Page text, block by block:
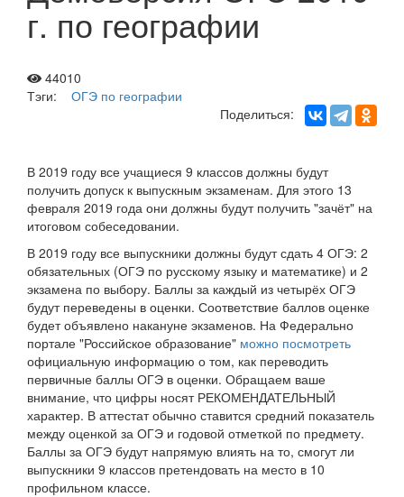
г. по географии
44010
Тэги:
ОГЭ по географии
Поделиться:
В 2019 году все учащиеся 9 классов должны будут
получить допуск к выпускным экзаменам. Для этого 13
февраля 2019 года они должны будут получить "зачёт" на
итоговом собеседовании.
В 2019 году все выпускники должны будут сдать 4 ОГЭ: 2
обязательных (ОГЭ по русскому языку и математике) и 2
экзамена по выбору. Баллы за каждый из четырёх ОГЭ
будут переведены в оценки. Соответствие баллов оценке
будет объявлено накануне экзаменов. На Федерально
портале "Российское образование" можно посмотреть
официальную информацию о том, как переводить
первичные баллы ОГЭ в оценки. Обращаем ваше
внимание, что цифры носят РЕКОМЕНДАТЕЛЬНЫЙ
характер. В аттестат обычно ставится средний показатель
между оценкой за ОГЭ и годовой отметкой по предмету.
Баллы за ОГЭ будут напрямую влиять на то, смогут ли
выпускники 9 классов претендовать на место в 10
профильном классе.